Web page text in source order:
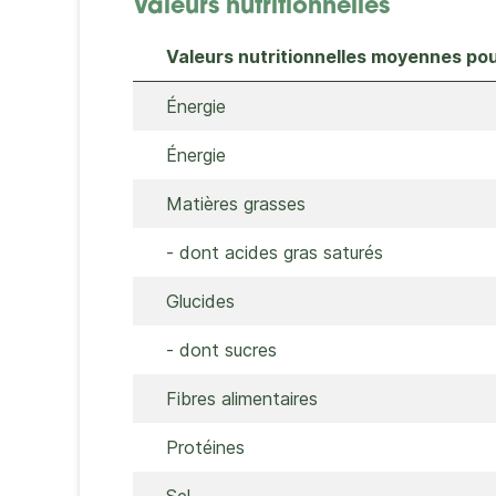
Valeurs nutritionnelles
Valeurs nutritionnelles moyennes
Énergie
Énergie
Matières grasses
- dont acides gras saturés
Glucides
- dont sucres
Fibres alimentaires
Protéines